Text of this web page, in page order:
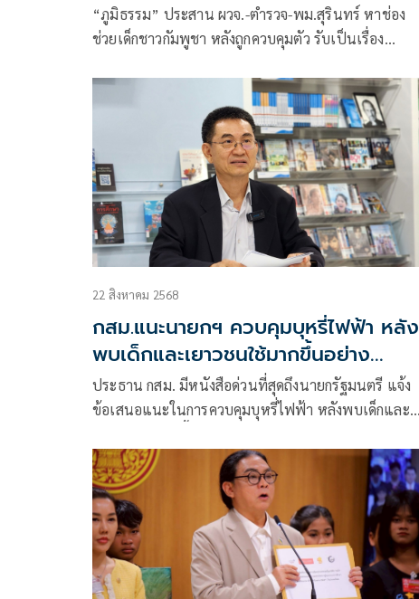
“ภูมิธรรม”​ ประสาน​ ผวจ.​-ตำรวจ-พม.สุรินทร์ หาช่อง
ช่วยเด็กชาวกัมพูชา หลังถูกควบคุมตัว รับเป็นเรื่อง
22 สิงหาคม 2568
กสม.แนะนายกฯ ควบคุมบุหรี่ไฟฟ้า หลัง
พบเด็กและเยาวชนใช้มากขึ้นอย่าง
รวดเร็ว
ประธาน กสม. มีหนังสือด่วนที่สุดถึงนายกรัฐมนตรี แจ้ง
ข้อเสนอแนะในการควบคุมบุหรี่ไฟฟ้า หลังพบเด็กและ
สุขภาพรุนแรง